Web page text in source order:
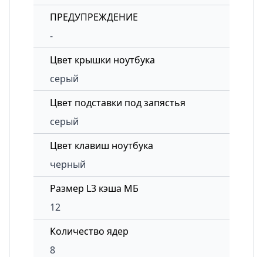
ПРЕДУПРЕЖДЕНИЕ
-
Цвет крышки ноутбука
серый
Цвет подставки под запястья
серый
Цвет клавиш ноутбука
черный
Размер L3 кэша МБ
12
Количество ядер
8